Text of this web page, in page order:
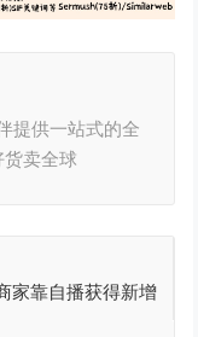
提供一站式的全
卖全球
家靠自播获得新增